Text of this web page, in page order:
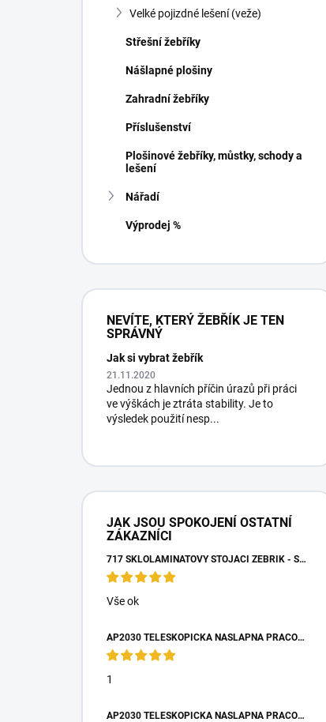
Velké pojizdné lešení (veže)
Střešní žebříky
Nášlapné plošiny
Zahradní žebříky
Příslušenství
Plošinové žebříky, můstky, schody a
lešení
Nářadí
Výprodej %
NEVÍTE, KTERÝ ŽEBŘÍK JE TEN
SPRÁVNÝ
Jak si vybrat žebřík
21.11.2020
Jednou z hlavních příčin úrazů při práci
ve výškách je ztráta stability. Je to
výsledek použití nesp...
JAK JSOU SPOKOJENÍ OSTATNÍ
ZÁKAZNÍCI
717 SKLOLAMINÁTOVÝ STOJACÍ ŽEBŘÍK - SCHŮDKY 4 STUPNĚ
Vše ok
AP2030 TELESKOPICKÁ NÁŠLAPNÁ PRACOVNÍ PLOŠINA
1
AP2030 TELESKOPICKÁ NÁŠLAPNÁ PRACOVNÍ PLOŠINA